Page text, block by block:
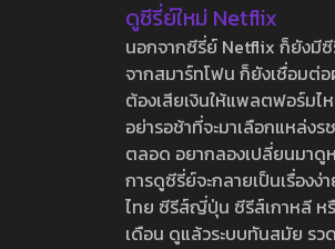
ดูซีรี่ย์ใหม่ Netflix
นอกจากซีรี่ย์ Netflix ก็ยังมีซี
จากสมาร์ทโฟน ก็ยังเชื่อมต่
ต้องเสียเงินให้แพลตฟอร์มไ
อย่ารอช้าที่จะมาเลือกแหล่ง
ตลอด อยากลองเปลี่ยนมาดู
การดูซีรี่ย์จะกลายเป็นเรื่อง
ไทย ซีรีส์ญี่ปุ่น ซีรีส์เกาหลี ห
เดือน ดูแล้วระบบทันสมัย รว